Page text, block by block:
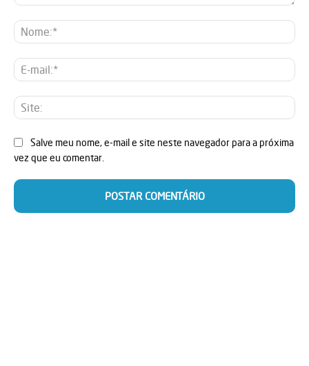
E-
Salve meu nome, e-mail e site neste navegador para a próxima
vez que eu comentar.